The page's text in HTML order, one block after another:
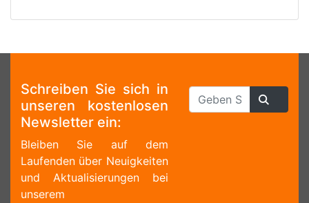
Schreiben Sie sich in
unseren kostenlosen
Newsletter ein:
Bleiben Sie auf dem
Laufenden über Neuigkeiten
und Aktualisierungen bei
unserem